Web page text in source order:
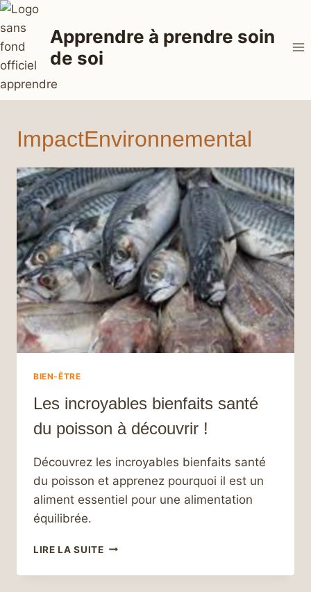
Aller
au
contenu
Apprendre à prendre soin
de soi
ImpactEnvironnemental
BIEN-ÊTRE
Les incroyables bienfaits santé
du poisson à découvrir !
Découvrez les incroyables bienfaits santé
du poisson et apprenez pourquoi il est un
aliment essentiel pour une alimentation
équilibrée.
LIRE LA SUITELES
BIENFAITS